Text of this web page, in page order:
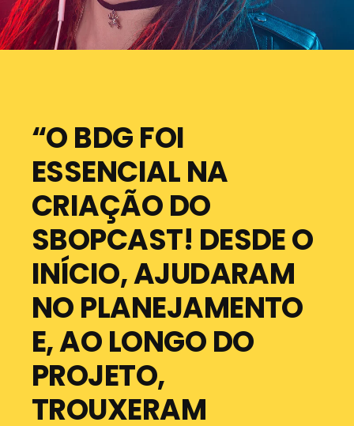
“O BDG FOI
ESSENCIAL NA
CRIAÇÃO DO
SBOPCAST! DESDE O
INÍCIO, AJUDARAM
NO PLANEJAMENTO
E, AO LONGO DO
PROJETO,
TROUXERAM